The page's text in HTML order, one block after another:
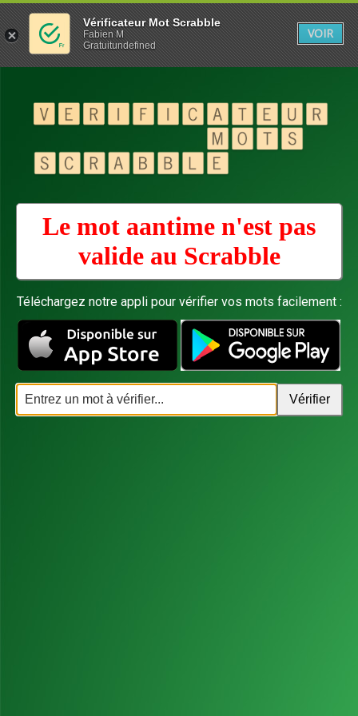
Le mot aantime n'est pas
valide au Scrabble
Téléchargez notre appli pour vérifier vos mots facilement :
Vérificateur Mot Scrabble
Fabien M
Gratuitundefined
VOIR